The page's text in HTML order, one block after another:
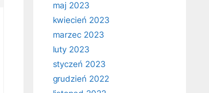
maj 2023
kwiecień 2023
marzec 2023
luty 2023
styczeń 2023
grudzień 2022